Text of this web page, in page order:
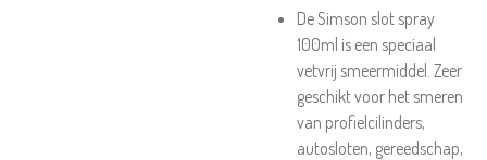
De Simson slot spray
100ml is een speciaal
vetvrij smeermiddel. Zeer
geschikt voor het smeren
van profielcilinders,
autosloten, gereedschap,